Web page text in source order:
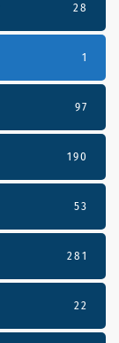
28
1
97
190
53
281
22